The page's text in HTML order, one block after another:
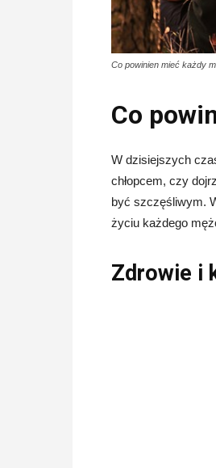
Co powinien mieć każdy
Co
W dzisiejszych
chłopcem, czy
być szczęśliwym.
życiu każdego
Zdrowie i